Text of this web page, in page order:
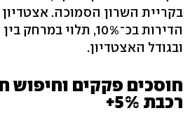
בקריית השרון הסמוכה.
הדירות בכ־10%, תלוי
ובגודל האצטדיון.
חוסכים פקקים וחיפוש
רכבת 5%+